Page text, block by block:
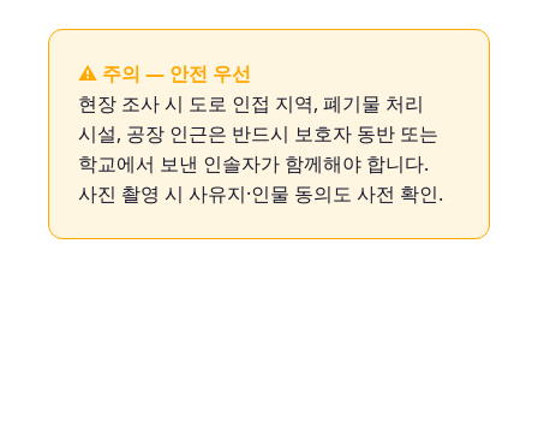
⚠ 주의 — 안전 우선
현장 조사 시 도로 인접 지역, 폐기물 처리
시설, 공장 인근은 반드시 보호자 동반 또는
학교에서 보낸 인솔자가 함께해야 합니다.
사진 촬영 시 사유지·인물 동의도 사전 확인.